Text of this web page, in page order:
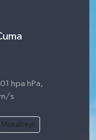
hpa hPa,
s
Musabeyli